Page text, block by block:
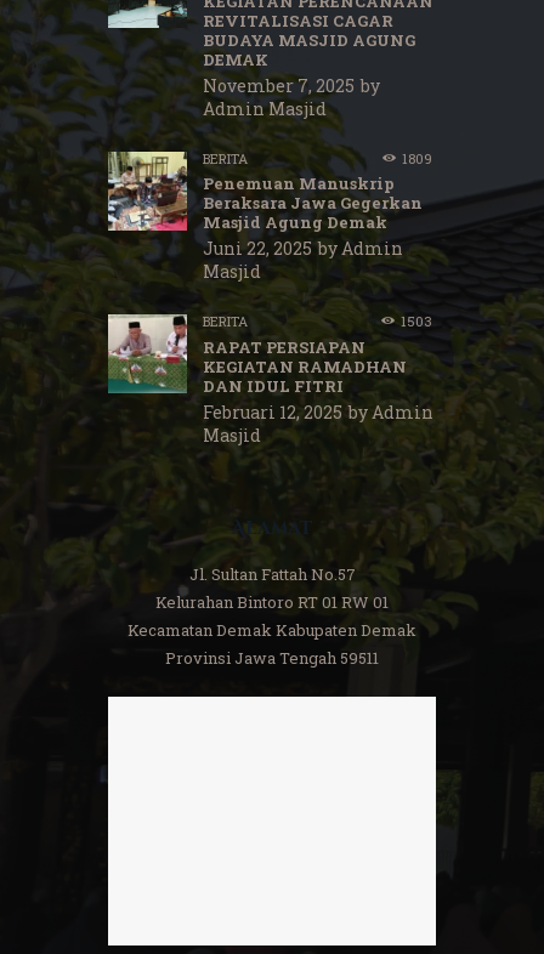
REVITALISASI CAGAR
BUDAYA MASJID AGUNG
DEMAK
November 7, 2025 by
Admin Masjid
BERITA 1809
Penemuan Manuskrip
Beraksara Jawa Gegerkan
Masjid Agung Demak
Juni 22, 2025 byAdmin
Masjid
BERITA 1503
RAPAT PERSIAPAN
KEGIATAN RAMADHAN
DAN IDUL FITRI
Februari 12, 2025 byAdmin
Masjid
Alamat
Jl. Sultan Fattah No.57
Kelurahan Bintoro RT 01 RW 01
Kecamatan Demak Kabupaten Demak
Provinsi Jawa Tengah 59511